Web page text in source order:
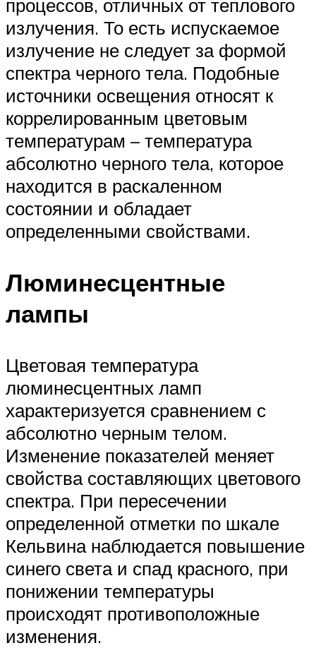
процессов, отличных от теплового
излучения. То есть испускаемое
излучение не следует за формой
спектра черного тела. Подобные
источники освещения относят к
коррелированным цветовым
температурам – температура
абсолютно черного тела, которое
находится в раскаленном
состоянии и обладает
определенными свойствами.
Люминесцентные
лампы
Цветовая температура
люминесцентных ламп
характеризуется сравнением с
абсолютно черным телом.
Изменение показателей меняет
свойства составляющих цветового
спектра. При пересечении
определенной отметки по шкале
Кельвина наблюдается повышение
синего света и спад красного, при
понижении температуры
происходят противоположные
изменения.